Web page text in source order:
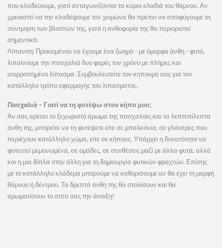
που κλαδεύουμε, γιατί ανταγωνίζονται τα κύρια κλαδιά του θάμνου. Αν
χρειαστεί να την κλαδέψουμε τον χειμώνα θα πρέπει να αποφύγουμε τη
σύντμηση των βλαστών της, γιατί η ανθοφορία της θα περιοριστεί
σημαντικά.
Λίπανση: Προκειμένου να έχουμε ένα ζωηρό - με όμορφα άνθη - φυτό,
λιπαίνουμε την πασχαλιά δυο φορές τον χρόνο με πλήρες και
ισορροπημένο λίπασμα. Συμβουλευτείτε τον κηπουρό σας για τον
κατάλληλο τρόπο εφαρμογής του λιπάσματος.
Πασχαλιά – Γιατί να τη φυτέψω στον κήπο μου;
Αν σας αρέσει το ξεχωριστό άρωμα της πασχαλιάς και τα λεπτεπίλεπτα
άνθη της, μπορείτε να τη φυτέψετε είτε σε μπαλκόνια, σε γλάστρες που
περιέχουν κατάλληλο χώμα, είτε σε κήπους. Υπάρχει η δυνατότητα να
φυτευτεί μεμονωμένα, σε ομάδες, σε συνθέσεις μαζί με άλλα φυτά, αλλά
και η μια δίπλα στην άλλη για τη δημιουργία φυτικών φραχτών. Επίσης
με το κατάλληλο κλάδεμα μπορούμε να καθορίσουμε αν θα έχει τη μορφή
θάμνου ή δέντρου. Τα δρεπτά άνθη της θα στολίσουν και θα
αρωματίσουν το σπίτι σας την άνοιξη!